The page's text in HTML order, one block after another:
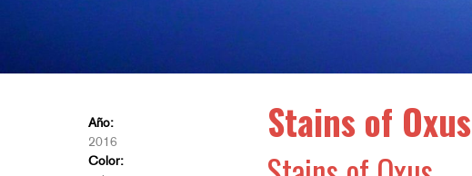
Año:
2016
Color:
Stains of Oxus